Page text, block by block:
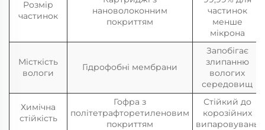
Розмір
частинок
нановолоконним
покриттям
частинок
менше
мікрона
Місткість
вологи
Гідрофобні мембрани
Запобігає
злипанню
вологих
середовищ
Химічна
стійкість
Гофра з
політетрафторетиленовим
покриттям
Стійкий до
корозійних
випаровувань